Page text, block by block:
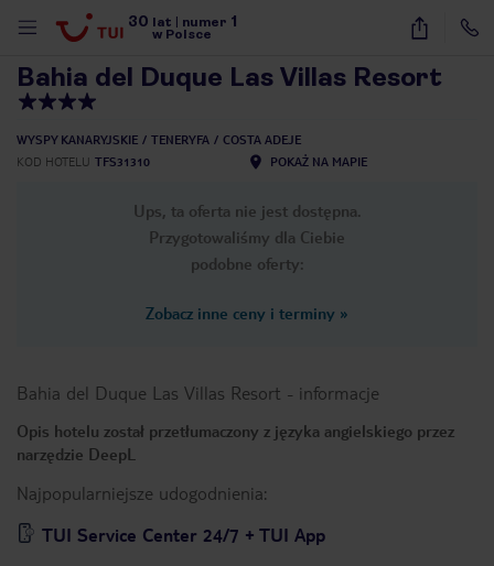
30 lat numer 1
w Polsce
59
Bahia del Duque Las Villas Resort
WYSPY KANARYJSKIE TENERYFA
COSTA ADEJE
KOD HOTELU TFS31310 POKAŻ NA MAPIE
Ups, ta oferta nie jest dostępna.
Przygotowaliśmy dla Ciebie
podobne oferty:
Zobacz inne ceny i terminy »
Bahia del Duque Las Villas Resort - informacje
Opis hotelu został przetłumaczony z języka angielskiego przez
narzędzie DeepL
Najpopularniejsze udogodnienia:
TUI Service Center 24/7 + TUI App